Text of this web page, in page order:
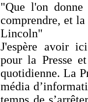
"Que l'on
comprendre, et
Lincoln"
J'espère avoir
pour la Presse
quotidienne. La
média